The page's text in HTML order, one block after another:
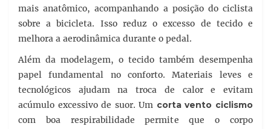
mais anatômico, acompanhando a posição do ciclista
sobre a bicicleta. Isso reduz o excesso de tecido e
melhora a aerodinâmica durante o pedal.
Além da modelagem, o tecido também desempenha
papel fundamental no conforto. Materiais leves e
tecnológicos ajudam na troca de calor e evitam
acúmulo excessivo de suor. Um corta vento ciclismo
com boa respirabilidade permite que o corpo